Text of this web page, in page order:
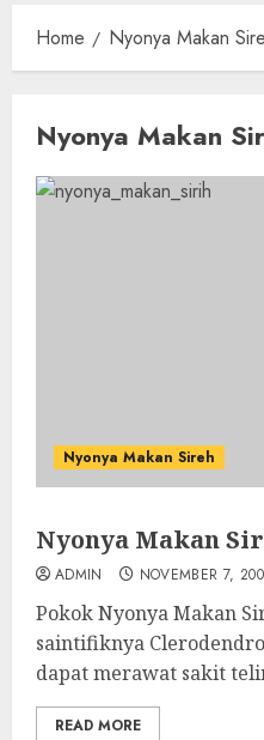
Home Nyonya Makan
Nyonya Makan
Nyonya Makan Sireh
Nyonya Makan
ADMIN NOVEMBER 7,
Pokok Nyonya Makan
saintifiknya
dapat merawat sakit
READ MORE